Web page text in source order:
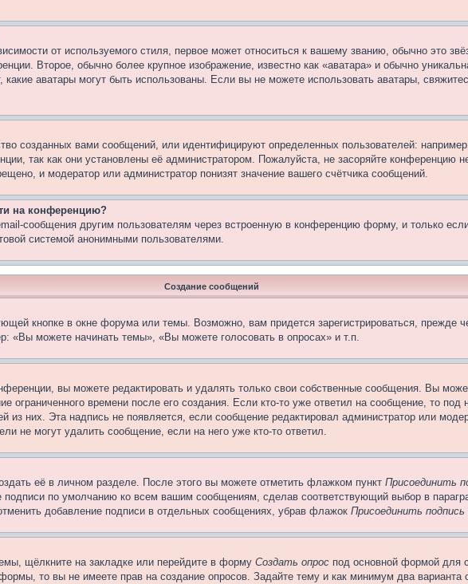
от используемого стиля, первое может относиться к вашему званию, обычно это
Второе, обычно более крупное изображение, известно как «аватара» и обычно
какие аватары могут быть использованы. Если вы не можете использовать аватары,
созданных вами сообщений, или идентифицируют определенных пользователей:
так как они установлены её администратором. Пожалуйста, не засоряйте конференцию
и модератор или администратор понизят значение вашего счётчика сообщений.
на конференцию?
сообщения другим пользователям через встроенную в конференцию форму, и только
системой анонимными пользователями.
Создание сообщений
кнопке в окне форума или темы. Возможно, вам придется зарегистрироваться, прежде
«Вы можете начинать темы», «Вы можете голосовать в опросах» и т.п.
вы можете редактировать и удалять только свои собственные сообщения. Вы
ограниченного времени после его создания. Если кто-то уже ответил на сообщение, то
из них. Эта надпись не появляется, если сообщение редактировал администратор или
не могут удалить сообщение, если на него уже кто-то ответил.
её в личном разделе. После этого вы можете отметить флажком пункт Присоединить
по умолчанию ко всем вашим сообщениям, сделав соответствующий выбор в
добавление подписи в отдельных сообщениях, убрав флажок Присоединить подпись
щёлкните на закладке или перейдите в форму Создать опрос под основной формой для
то вы не имеете прав на создание опросов. Задайте тему и как минимум два